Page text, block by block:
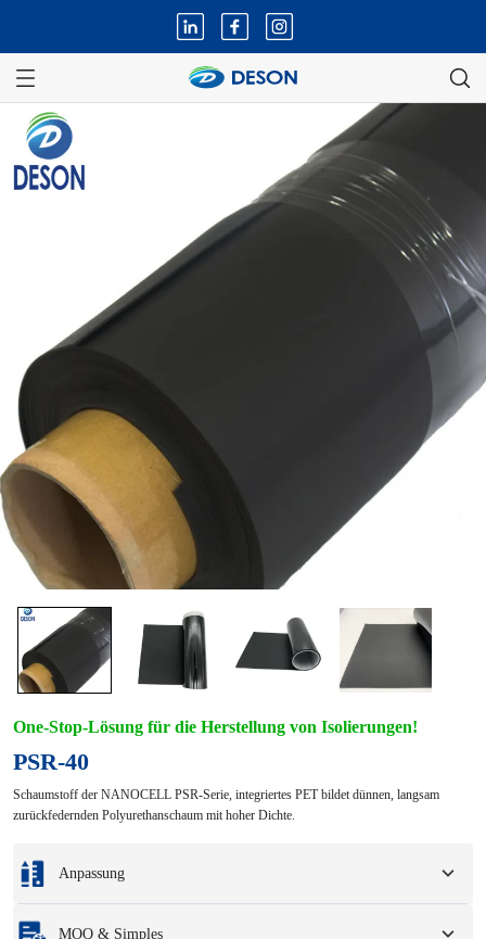
One-Stop-Lösung für die Herstellung von Isolierungen!
PSR-40
Schaumstoff der NANOCELL PSR-Serie, integriertes PET bildet dünnen, langsam
zurückfedernden Polyurethanschaum mit hoher Dichte.
Anpassung
Konstruktionszeichnungen.
MOQ & Simples